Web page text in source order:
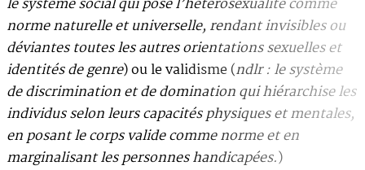
norme naturelle et universelle, rendant invisibles ou
déviantes toutes les autres orientations sexuelles et
identités de genre) ou le validisme (ndlr : le système
de discrimination et de domination qui hiérarchise les
individus selon leurs capacités physiques et mentales,
en posant le corps valide comme norme et en
marginalisant les personnes handicapées.)